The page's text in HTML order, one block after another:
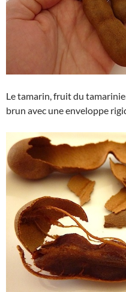
Le tamarin, fruit du
brun avec une enveloppe